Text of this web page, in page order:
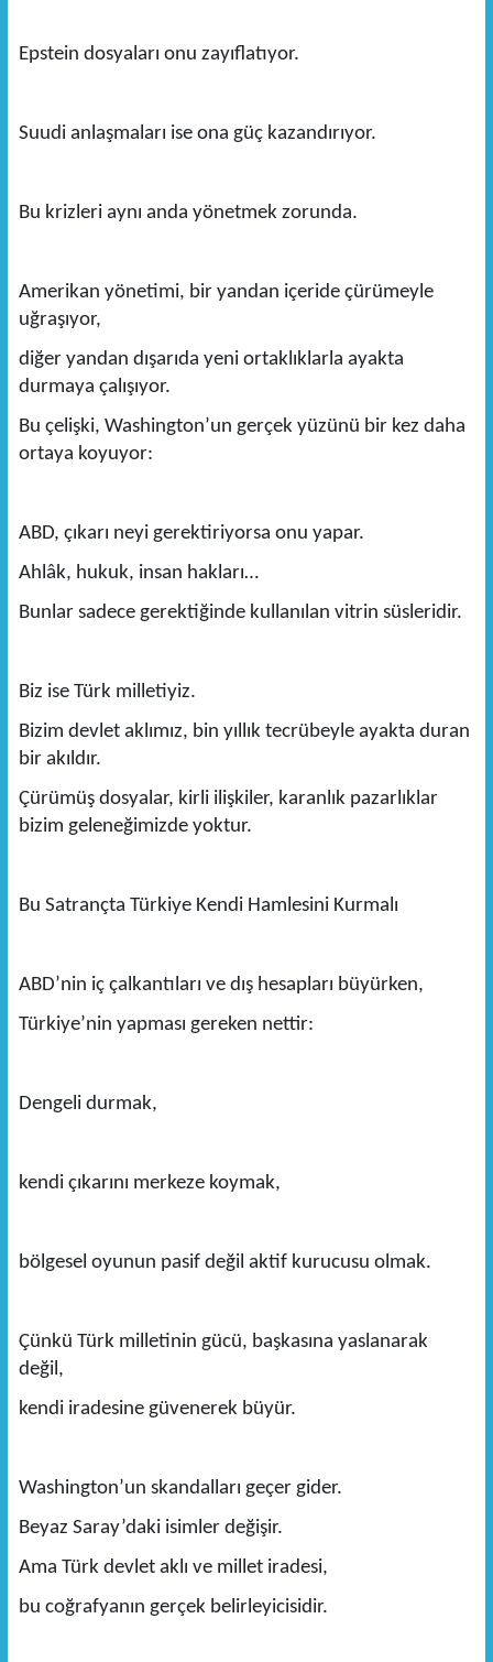
Epstein dosyaları onu zayıflatıyor.
Suudi anlaşmaları ise ona güç kazandırıyor.
Bu krizleri aynı anda yönetmek zorunda.
Amerikan yönetimi, bir yandan içeride çürümeyle
uğraşıyor,
diğer yandan dışarıda yeni ortaklıklarla ayakta
durmaya çalışıyor.
Bu çelişki, Washington’un gerçek yüzünü bir kez daha
ortaya koyuyor:
ABD, çıkarı neyi gerektiriyorsa onu yapar.
Ahlâk, hukuk, insan hakları…
Bunlar sadece gerektiğinde kullanılan vitrin süsleridir.
Biz ise Türk milletiyiz.
Bizim devlet aklımız, bin yıllık tecrübeyle ayakta duran
bir akıldır.
Çürümüş dosyalar, kirli ilişkiler, karanlık pazarlıklar
bizim geleneğimizde yoktur.
Bu Satrançta Türkiye Kendi Hamlesini Kurmalı
ABD’nin iç çalkantıları ve dış hesapları büyürken,
Türkiye’nin yapması gereken nettir:
Dengeli durmak,
kendi çıkarını merkeze koymak,
bölgesel oyunun pasif değil aktif kurucusu olmak.
Çünkü Türk milletinin gücü, başkasına yaslanarak
değil,
kendi iradesine güvenerek büyür.
Washington’un skandalları geçer gider.
Beyaz Saray’daki isimler değişir.
Ama Türk devlet aklı ve millet iradesi,
bu coğrafyanın gerçek belirleyicisidir.